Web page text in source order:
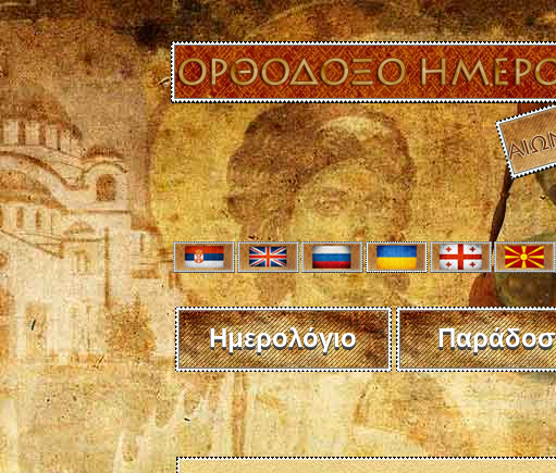
Ημερολόγιο